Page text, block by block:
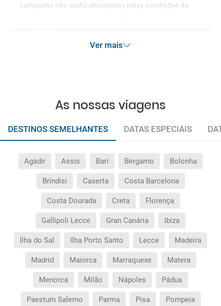
campanha não serão abrangidas pelas condições de
Ver mais
As nossas viagens
DESTINOS SEMELHANTES DATAS ESPECIAIS
Agadir Assis Bari Bérgamo Bolonha
Brindisi Caserta Costa Barcelona
Costa Dourada Creta Florença
Gallipoli Lecce Gran Canária Ibiza
Ilha do Sal Ilha Porto Santo Lecce Madeira
Madrid Maiorca Marraquexe Matera
Menorca Milão Nápoles Pádua
Paestum Salerno Parma Pisa Pompeia